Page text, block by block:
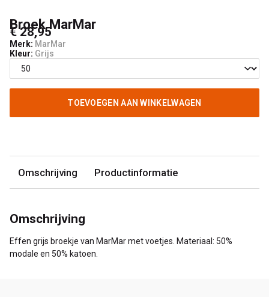
Broek MarMar
€ 28,95
Merk: MarMar
Kleur: Grijs
TOEVOEGEN AAN WINKELWAGEN
Omschrijving Productinformatie
Omschrijving
Effen grijs broekje van MarMar met voetjes. Materiaal: 50%
modale en 50% katoen.